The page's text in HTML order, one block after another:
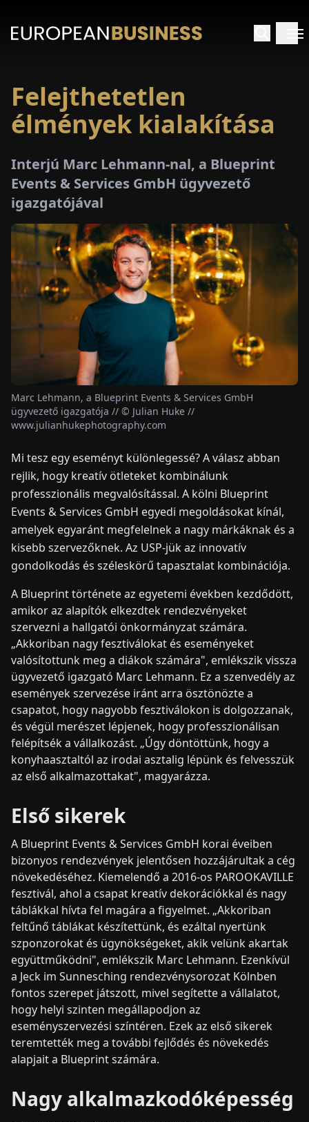
E-
PAPÍR
ENDEFRESITNLPLHU
KAPCSOLAT
Felejthetetlen
élmények kialakítása
Interjú Marc Lehmann-nal, a Blueprint
Events & Services GmbH ügyvezető
igazgatójával
Marc Lehmann, a Blueprint Events & Services GmbH
ügyvezető igazgatója // © Julian Huke //
www.julianhukephotography.com
Mi tesz egy eseményt különlegessé? A válasz abban
rejlik, hogy kreatív ötleteket kombinálunk
professzionális megvalósítással. A kölni Blueprint
Events & Services GmbH egyedi megoldásokat kínál,
amelyek egyaránt megfelelnek a nagy márkáknak és a
kisebb szervezőknek. Az USP-jük az innovatív
gondolkodás és széleskörű tapasztalat kombinációja.
A Blueprint története az egyetemi években kezdődött,
amikor az alapítók elkezdtek rendezvényeket
szervezni a hallgatói önkormányzat számára.
„Akkoriban nagy fesztiválokat és eseményeket
valósítottunk meg a diákok számára", emlékszik vissza
ügyvezető igazgató Marc Lehmann. Ez a szenvedély az
események szervezése iránt arra ösztönözte a
csapatot, hogy nagyobb fesztiválokon is dolgozzanak,
és végül merészet lépjenek, hogy professzionálisan
felépítsék a vállalkozást. „Úgy döntöttünk, hogy a
konyhaasztaltól az irodai asztalig lépünk és felvesszük
az első alkalmazottakat", magyarázza.
Első sikerek
A Blueprint Events & Services GmbH korai éveiben
bizonyos rendezvények jelentősen hozzájárultak a cég
növekedéséhez. Kiemelendő a 2016-os PAROOKAVILLE
fesztivál, ahol a csapat kreatív dekorációkkal és nagy
táblákkal hívta fel magára a figyelmet. „Akkoriban
feltűnő táblákat készítettünk, és ezáltal nyertünk
szponzorokat és ügynökségeket, akik velünk akartak
együttműködni", emlékszik Marc Lehmann. Ezenkívül
a Jeck im Sunnesching rendezvénysorozat Kölnben
fontos szerepet játszott, mivel segítette a vállalatot,
hogy helyi szinten megállapodjon az
eseményszervezési színtéren. Ezek az első sikerek
teremtették meg a további fejlődés és növekedés
alapjait a Blueprint számára.
Nagy alkalmazkodóképesség